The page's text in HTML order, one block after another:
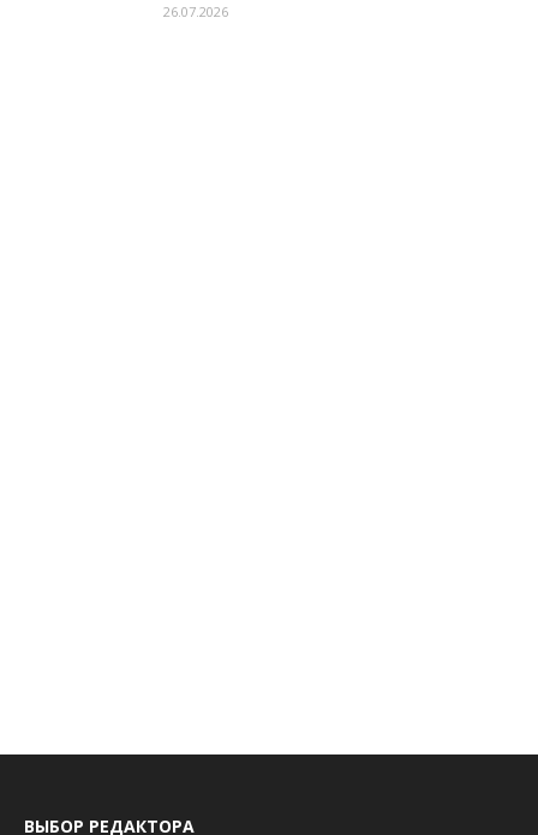
26.07.2026
ВЫБОР РЕДАКТОРА